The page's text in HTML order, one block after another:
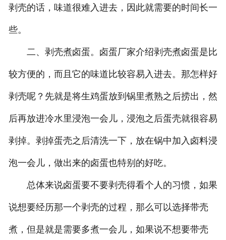
剥壳的话，味道很难入进去，因此就需要的时间长一
些。
二、剥壳煮卤蛋。卤蛋厂家介绍剥壳煮卤蛋是比
较方便的，而且它的味道比较容易入进去。那怎样好
剥壳呢？先就是将生鸡蛋放到锅里煮熟之后捞出，然
后再放进冷水里浸泡一会儿，浸泡之后蛋壳就很容易
剥掉。剥掉蛋壳之后清洗一下，放在锅中加入卤料浸
泡一会儿，做出来的卤蛋也特别的好吃。
总体来说卤蛋要不要剥壳得看个人的习惯，如果
说想要经历那一个剥壳的过程，那么可以选择带壳
煮，但是就是需要多煮一会儿，如果说不想要带壳